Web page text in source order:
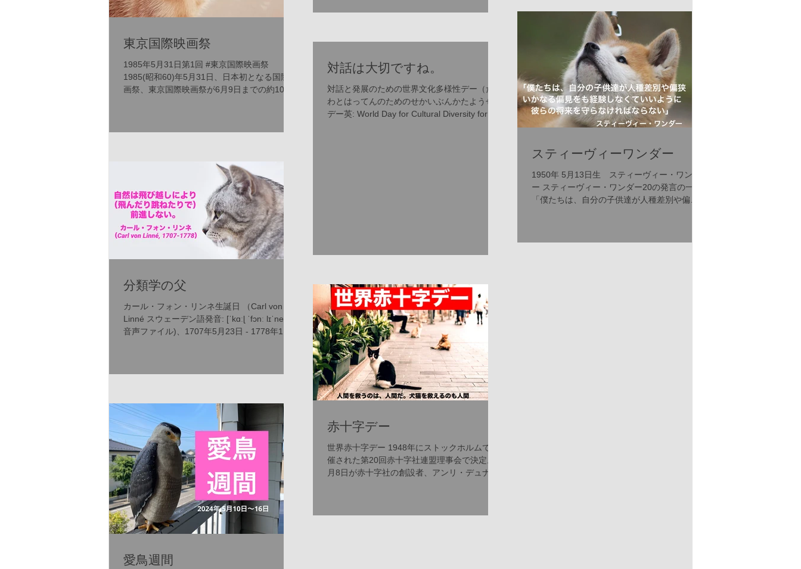
東京国際映画祭
1985年5月31日第1回 #東京国際映画祭
1985(昭和60)年5月31日、日本初となる国際映
画祭、東京国際映画祭が6月9日までの約10日
日。 Wikipediaより 日本人では岡山県警察の警
分類学の父
カール・フォン・リンネ生誕日 （Carl von
Linné スウェーデン語発音: [ˈkɑːɭ ˈfɔnː lɪˈneː] (
音声ファイル)、1707年5月23日 - 1778年1月
対話は大切ですね。
対話と発展のための世界文化多様性デー（たい
わとはってんのためのせかいぶんかたようせい
デー英: World Day for Cultural Diversity for
スティーヴィーワンダー
1950年 5月13日生 スティーヴィー・ワンダ
ー スティーヴィー・ワンダー20の発言の一つ
「僕たちは、自分の子供達が人種差別や偏
愛鳥週間
赤十字デー
世界赤十字デー 1948年にストックホルムで開
催された第20回赤十字社連盟理事会で決定。5
月8日が赤十字社の創設者、アンリ・デュナン